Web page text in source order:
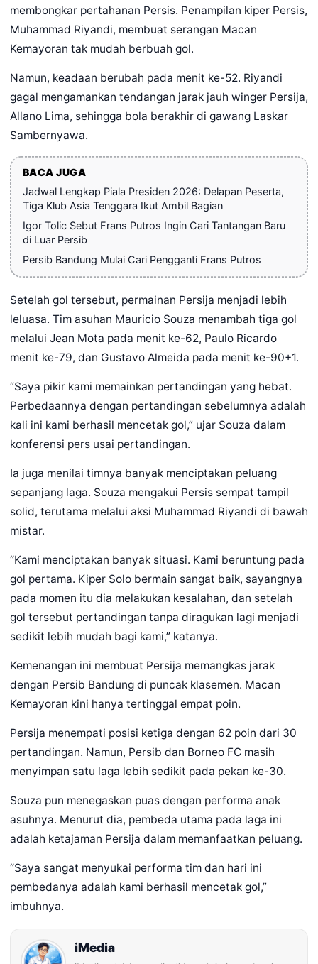
membongkar pertahanan Persis. Penampilan kiper Persis,
Muhammad Riyandi, membuat serangan Macan
Kemayoran tak mudah berbuah gol.
Namun, keadaan berubah pada menit ke-52. Riyandi
gagal mengamankan tendangan jarak jauh winger Persija,
Allano Lima, sehingga bola berakhir di gawang Laskar
Sambernyawa.
BACA JUGA
Jadwal Lengkap Piala Presiden 2026: Delapan Peserta,
Tiga Klub Asia Tenggara Ikut Ambil Bagian
Igor Tolic Sebut Frans Putros Ingin Cari Tantangan Baru
di Luar Persib
Persib Bandung Mulai Cari Pengganti Frans Putros
Setelah gol tersebut, permainan Persija menjadi lebih
leluasa. Tim asuhan Mauricio Souza menambah tiga gol
melalui Jean Mota pada menit ke-62, Paulo Ricardo
menit ke-79, dan Gustavo Almeida pada menit ke-90+1.
“Saya pikir kami memainkan pertandingan yang hebat.
Perbedaannya dengan pertandingan sebelumnya adalah
kali ini kami berhasil mencetak gol,” ujar Souza dalam
konferensi pers usai pertandingan.
Ia juga menilai timnya banyak menciptakan peluang
sepanjang laga. Souza mengakui Persis sempat tampil
solid, terutama melalui aksi Muhammad Riyandi di bawah
mistar.
“Kami menciptakan banyak situasi. Kami beruntung pada
gol pertama. Kiper Solo bermain sangat baik, sayangnya
pada momen itu dia melakukan kesalahan, dan setelah
gol tersebut pertandingan tanpa diragukan lagi menjadi
sedikit lebih mudah bagi kami,” katanya.
Kemenangan ini membuat Persija memangkas jarak
dengan Persib Bandung di puncak klasemen. Macan
Kemayoran kini hanya tertinggal empat poin.
Persija menempati posisi ketiga dengan 62 poin dari 30
pertandingan. Namun, Persib dan Borneo FC masih
menyimpan satu laga lebih sedikit pada pekan ke-30.
Souza pun menegaskan puas dengan performa anak
asuhnya. Menurut dia, pembeda utama pada laga ini
adalah ketajaman Persija dalam memanfaatkan peluang.
“Saya sangat menyukai performa tim dan hari ini
pembedanya adalah kami berhasil mencetak gol,”
imbuhnya.
iMedia